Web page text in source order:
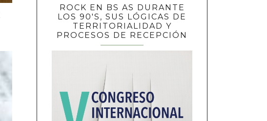
ROCK EN BS AS DURANTE
LOS 90'S, SUS LÓGICAS DE
TERRITORIALIDAD Y
PROCESOS DE RECEPCIÓN